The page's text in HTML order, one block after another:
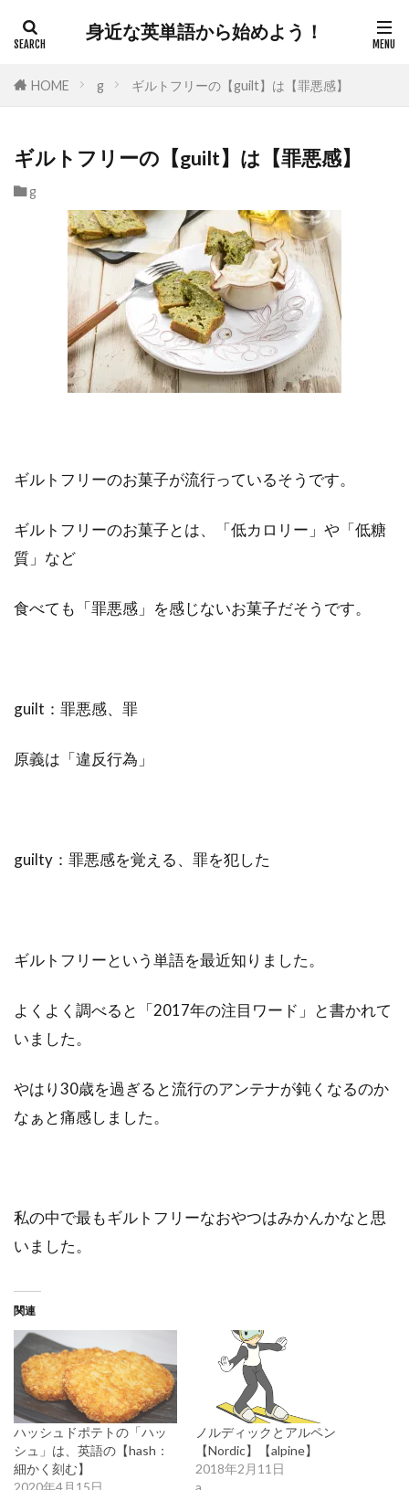
身近な英単語から始めよう！
HOME g ギルトフリーの【guilt】は【罪悪感】
ギルトフリーの【guilt】は【罪悪感】
g
ギルトフリーのお菓子が流行っているそうです。
ギルトフリーのお菓子とは、「低カロリー」や「低糖
質」など
食べても「罪悪感」を感じないお菓子だそうです。
guilt：罪悪感、罪
原義は「違反行為」
guilty：罪悪感を覚える、罪を犯した
ギルトフリーという単語を最近知りました。
よくよく調べると「2017年の注目ワード」と書かれて
いました。
やはり30歳を過ぎると流行のアンテナが鈍くなるのか
なぁと痛感しました。
私の中で最もギルトフリーなおやつはみかんかなと思
いました。
関連
ハッシュドポテトの「ハッ
シュ」は、英語の【hash：
細かく刻む】
2020年4月15日
ノルディックとアルペン
【Nordic】【alpine】
2018年2月11日
a